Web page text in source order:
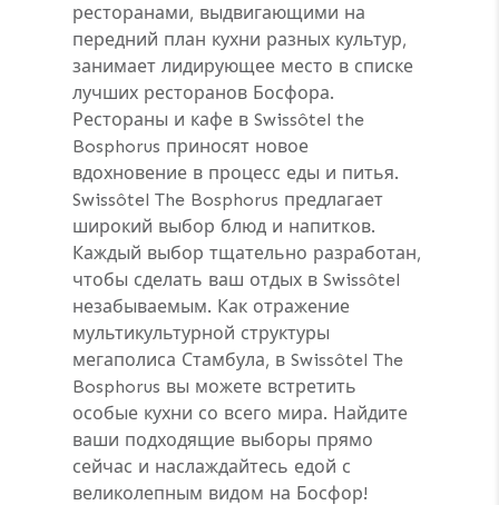
ресторанами, выдвигающими на
передний план кухни разных культур,
занимает лидирующее место в списке
лучших ресторанов Босфора.
Рестораны и кафе в Swissôtel the
Bosphorus приносят новое
вдохновение в процесс еды и питья.
Swissôtel The Bosphorus предлагает
широкий выбор блюд и напитков.
Каждый выбор тщательно разработан,
чтобы сделать ваш отдых в Swissôtel
незабываемым. Как отражение
мультикультурной структуры
мегаполиса Стамбула, в Swissôtel The
Bosphorus вы можете встретить
особые кухни со всего мира. Найдите
ваши подходящие выборы прямо
сейчас и наслаждайтесь едой с
великолепным видом на Босфор!